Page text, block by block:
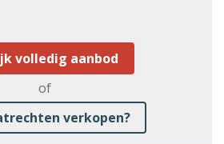
volledig aanbod
of
verkopen?